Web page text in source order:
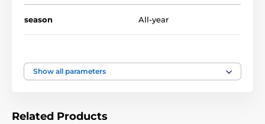
season All-year
foot width medium, wide
instep height
Show all parameters
Related Products